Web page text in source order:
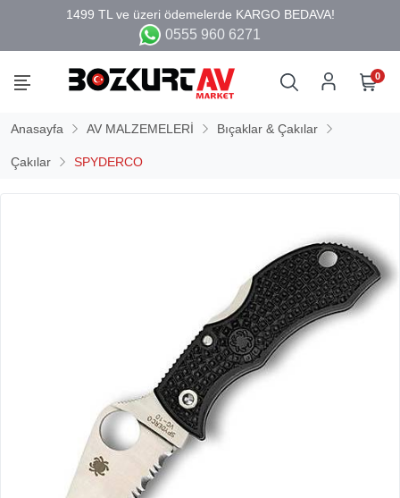
0555 960 6271
0
Anasayfa AV MALZEMELERİ Bıçaklar & Çakılar
Çakılar SPYDERCO